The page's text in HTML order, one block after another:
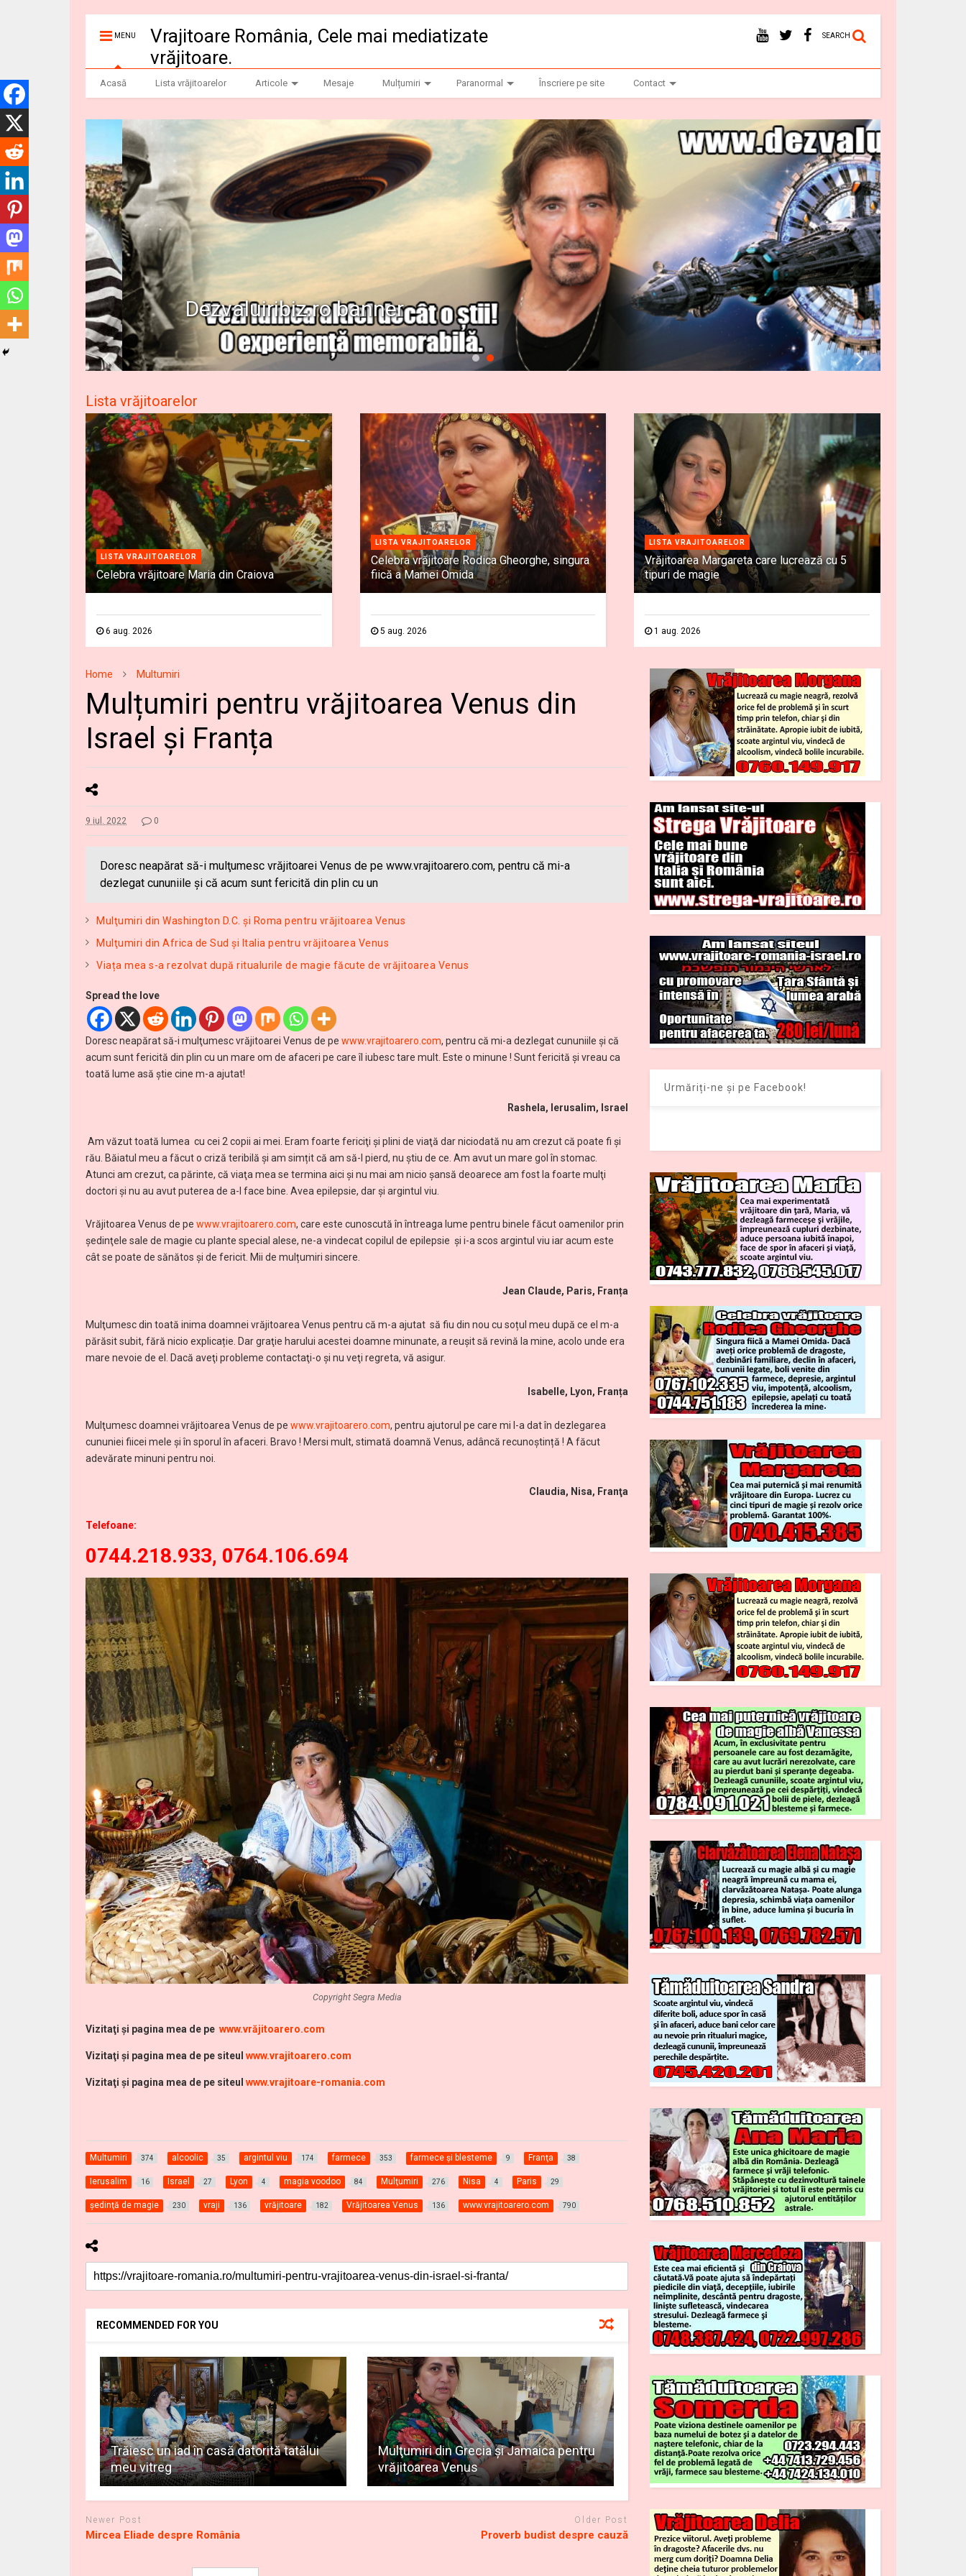
MENU
Vrajitoare România, Cele mai mediatizate
vrăjitoare.
SEARCH
Acasă Lista vrăjitoarelor Articole Mesaje Mulțumiri Paranormal Înscriere pe site Contact
Dezvaluiribiz.ro banner
Lista vrăjitoarelor
LISTA VRAJITOARELOR
Celebra vrăjitoare Maria din Craiova
6 aug. 2026
LISTA VRAJITOARELOR
Celebra vrăjitoare Rodica Gheorghe, singura
fiică a Mamei Omida
5 aug. 2026
LISTA VRAJITOARELOR
Vrăjitoarea Margareta care lucrează cu 5
tipuri de magie
1 aug. 2026
Home Multumiri
Mulțumiri pentru vrăjitoarea Venus din
Israel și Franța
9 iul. 2022 0
Doresc neapărat să-i mulţumesc vrăjitoarei Venus de pe www.vrajitoarero.com, pentru că mi-a
dezlegat cununiile şi că acum sunt fericită din plin cu un
Mulţumiri din Washington D.C. și Roma pentru vrăjitoarea Venus
Mulţumiri din Africa de Sud și Italia pentru vrăjitoarea Venus
Viața mea s-a rezolvat după ritualurile de magie făcute de vrăjitoarea Venus
Spread the love
Doresc neapărat să-i mulţumesc vrăjitoarei Venus de pewww.vrajitoarero.com, pentru că mi-a dezlegat cununiile şi că
acum sunt fericită din plin cu un mare om de afaceri pe care îl iubesc tare mult. Este o minune ! Sunt fericită și vreau ca
toată lume asă știe cine m-a ajutat!
Rashela, Ierusalim, Israel
Am văzut toată lumea cu cei 2 copii ai mei. Eram foarte fericiţi şi plini de viaţă dar niciodată nu am crezut că poate fi şi
rău. Băiatul meu a făcut o criză teribilă și am simțit că am să-l pierd, nu știu de ce. Am avut un mare gol în stomac.
Atunci am crezut, ca părinte, că viaţa mea se termina aici şi nu mai am nicio şansă deoarece am fost la foarte mulţi
doctori şi nu au avut puterea de a-l face bine. Avea epilepsie, dar și argintul viu.
Vrăjitoarea Venus de pewww.vrajitoarero.com, care este cunoscută în întreaga lume pentru binele făcut oamenilor prin
şedinţele sale de magie cu plante special alese, ne-a vindecat copilul de epilepsie și i-a scos argintul viu iar acum este
cât se poate de sănătos şi de fericit. Mii de mulțumiri sincere.
Jean Claude, Paris, Franța
Mulţumesc din toată inima doamnei vrăjitoarea Venus pentru că m-a ajutat să fiu din nou cu soțul meu după ce el m-a
părăsit subit, fără nicio explicație. Dar graţie harului acestei doamne minunate, a reuşit să revină la mine, acolo unde era
mare nevoie de el. Dacă aveţi probleme contactaţi-o şi nu veţi regreta, vă asigur.
Isabelle, Lyon, Franța
Mulţumesc doamnei vrăjitoarea Venus de pewww.vrajitoarero.com, pentru ajutorul pe care mi l-a dat în dezlegarea
cununiei fiicei mele și în sporul în afaceri. Bravo ! Mersi mult, stimată doamnă Venus, adâncă recunoștință ! A făcut
adevărate minuni pentru noi.
Claudia, Nisa, Franţa
Telefoane:
0744.218.933, 0764.106.694
Copyright Segra Media
Vizitaţi şi pagina mea de pewww.vrăjitoarero.com
Vizitaţi şi pagina mea de pe siteulwww.vrajitoarero.com
Vizitaţi şi pagina mea de pe siteulwww.vrajitoare-romania.com
Multumiri 374 alcoolic 35 argintul viu 174 farmece 353 farmece şi blesteme 9 Franţa 38
Ierusalim 16 Israel 27 Lyon 4 magia voodoo 84 Mulţumiri 276 Nisa 4 Paris 29
şedinţă de magie 230 vraji 136 vrăjitoare 182 Vrăjitoarea Venus 136 www.vrajitoarero.com 790
RECOMMENDED FOR YOU
Trăiesc un iad în casă datorită tatălui
meu vitreg
Mulţumiri din Grecia și Jamaica pentru
vrăjitoarea Venus
Newer Post
Mircea Eliade despre România
Older Post
Proverb budist despre cauză
Urmăriți-ne și pe Facebook!